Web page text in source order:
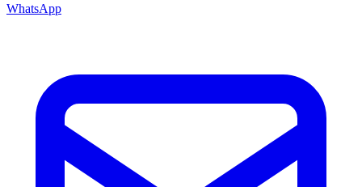
WhatsApp